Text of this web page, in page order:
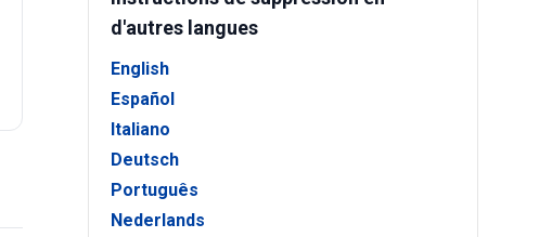
d'autres langues
English
Español
Italiano
Deutsch
Português
Nederlands